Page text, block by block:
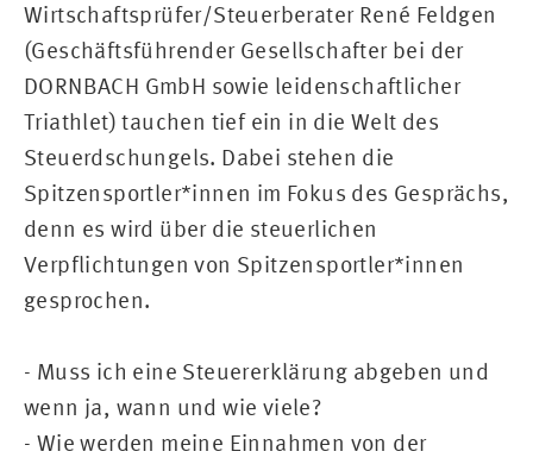
Wirtschaftsprüfer/Steuerberater René Feldgen
(Geschäftsführender Gesellschafter bei der
DORNBACH GmbH sowie leidenschaftlicher
Triathlet) tauchen tief ein in die Welt des
Steuerdschungels. Dabei stehen die
Spitzensportler*innen im Fokus des Gesprächs,
denn es wird über die steuerlichen
Verpflichtungen von Spitzensportler*innen
gesprochen.
- Muss ich eine Steuererklärung abgeben und
wenn ja, wann und wie viele?
- Wie werden meine Einnahmen von der